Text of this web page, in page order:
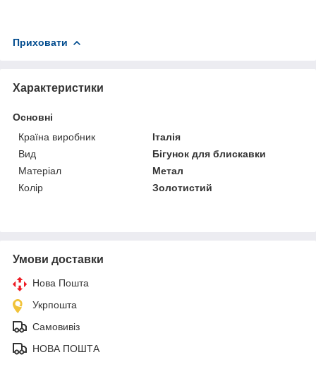
Приховати
Характеристики
Основні
Країна виробник
Італія
Вид
Бігунок для блискавки
Матеріал
Метал
Колір
Золотистий
Умови доставки
Нова Пошта
Укрпошта
Самовивіз
НОВА ПОШТА